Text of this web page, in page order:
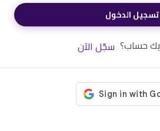
تسجيل الدخول
حساب؟ سجّل الآن